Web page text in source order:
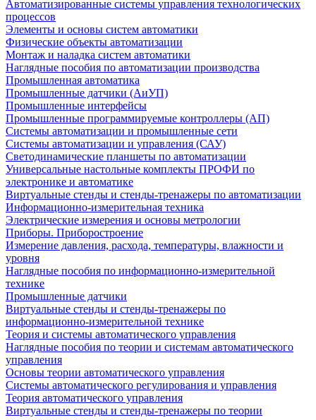
Автоматизированные системы управления технологических
процессов
Элементы и основы систем автоматики
Физические объекты автоматизации
Монтаж и наладка систем автоматики
Наглядные пособия по автоматизации производства
Промышленная автоматика
Промышленные датчики (АиУП)
Промышленные интерфейсы
Промышленные программируемые контроллеры (АП)
Системы автоматизации и промышленные сети
Системы автоматизации и управления (САУ)
Светодинамические планшеты по автоматизации
Универсальные настольные комплекты ПРОФИ по
электронике и автоматике
Виртуальные стенды и стенды-тренажеры по автоматизации
Информационно-измерительная техника
Электрические измерения и основы метрологии
Приборы. Приборостроение
Измерение давления, расхода, температуры, влажности и
уровня
Наглядные пособия по информационно-измерительной
технике
Промышленные датчики
Виртуальные стенды и стенды-тренажеры по
информационно-измерительной технике
Теория и системы автоматического управления
Наглядные пособия по теории и системам автоматического
управления
Основы теории автоматического управления
Системы автоматического регулирования и управления
Теория автоматического управления
Виртуальные стенды и стенды-тренажеры по теории